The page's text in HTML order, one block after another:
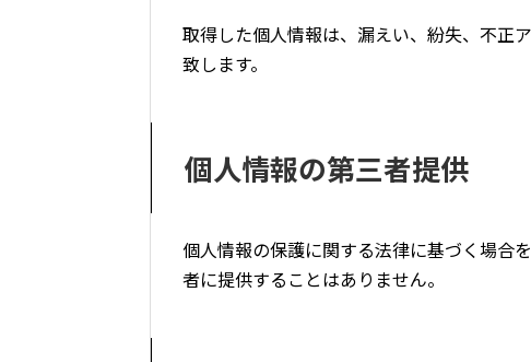
取得した個人情報は、漏えい、紛失、不正
致します。
個人情報の第三者提供
個人情報の保護に関する法律に基づく場合
者に提供することはありません。